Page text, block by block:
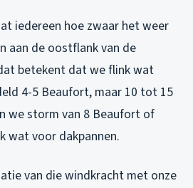
iedereen hoe zwaar het weer
aan de oostflank van de
betekent dat we flink wat
4-5 Beaufort, maar 10 tot 15
we storm van 8 Beaufort of
wat voor dakpannen.
van die windkracht met onze